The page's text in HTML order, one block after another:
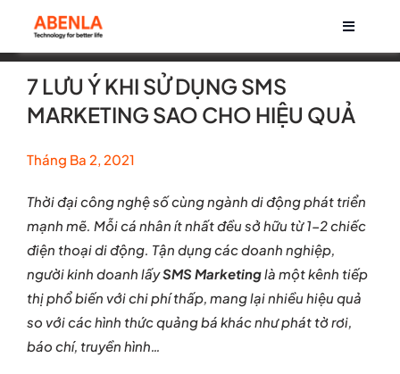
content
Toggle
Về chúng tôi
Cơ hội nghề nghiệp
Tin tức
7 LƯU Ý KHI SỬ DỤNG SMS
MARKETING SAO CHO HIỆU QUẢ
Tháng Ba 2, 2021
Thời đại công nghệ số cùng ngành di động phát triển
mạnh mẽ. Mỗi cá nhân ít nhất đều sở hữu từ 1-2 chiếc
điện thoại di động. Tận dụng các doanh nghiệp,
người kinh doanh lấySMS Marketinglà một kênh tiếp
thị phổ biến với chi phí thấp, mang lại nhiều hiệu quả
so với các hình thức quảng bá khác như phát tờ rơi,
báo chí, truyền hình…